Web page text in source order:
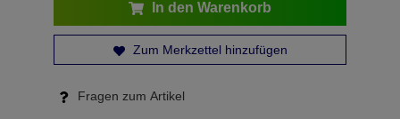
In den Warenkorb
Zum Merkzettel hinzufügen
Fragen zum Artikel